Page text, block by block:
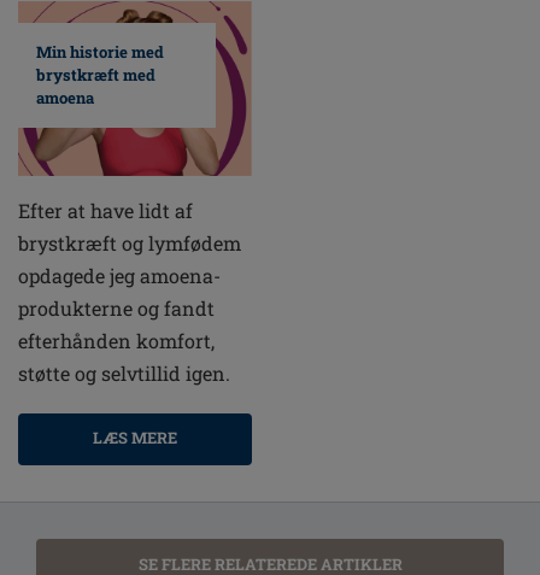
Min historie med
brystkræft med
amoena
Efter at have lidt af
brystkræft og lymfødem
opdagede jeg amoena-
produkterne og fandt
efterhånden komfort,
støtte og selvtillid igen.
LÆS MERE
SE FLERE RELATEREDE ARTIKLER